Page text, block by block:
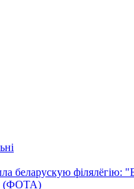
беларускую філялёгію:
(ФОТА)